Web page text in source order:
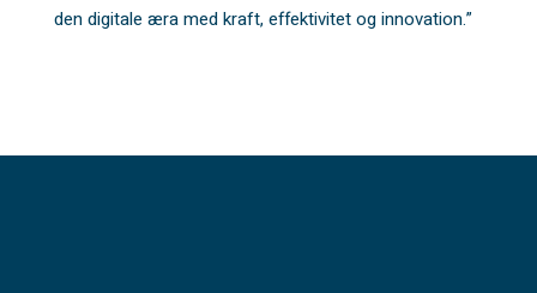
den digitale æra med kraft, effektivitet og innovation.”